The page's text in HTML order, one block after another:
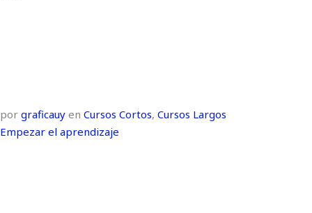
por graficauy en Cursos Cortos, Cursos Largos
Empezar el aprendizaje